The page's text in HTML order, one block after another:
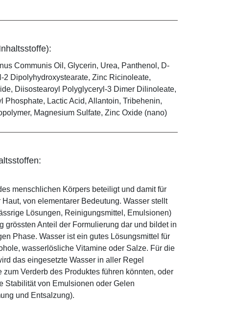
Communis Oil, Glycerin, Urea, Panthenol, D-
Dipolyhydroxystearate, Zinc Ricinoleate,
Diisostearoyl Polyglyceryl-3 Dimer Dilinoleate,
Phosphate, Lactic Acid, Allantoin, Tribehenin,
Magnesium Sulfate, Zinc Oxide (nano)
menschlichen Körpers beteiligt und damit für
von elementarer Bedeutung. Wasser stellt
Lösungen, Reinigungsmittel, Emulsionen)
grössten Anteil der Formulierung dar und bildet in
Phase. Wasser ist ein gutes Lösungsmittel für
wasserlösliche Vitamine oder Salze. Für die
das eingesetzte Wasser in aller Regel
Verderb des Produktes führen könnten, oder
Stabilität von Emulsionen oder Gelen
und Entsalzung).